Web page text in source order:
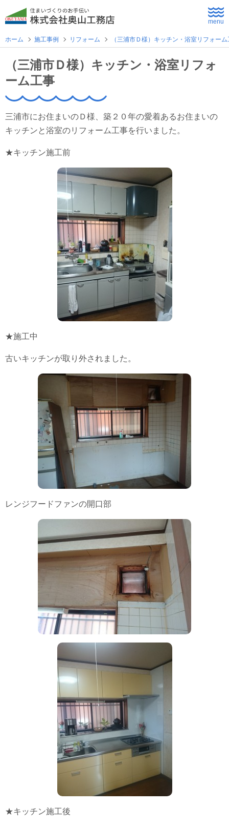
menu
ホーム
よくあるご質問
公共・商業
0120-046-898
携帯電話 ・PHS・一部のIP電話からは：
受付時間：月曜日から金曜日(祝祭日を除く) 10時～12時/13時～17時
お問い合わせ
資料請求
ホーム 施工事例 リフォーム （三浦市Ｄ様）キッチン・浴室リフォー
（三浦市Ｄ様）キッチン・浴室リフォ
ーム工事
三浦市にお住まいのＤ様、築２０年の愛着あるお住まいの
キッチンと浴室のリフォーム工事を行いました。
★キッチン施工前
★施工中
古いキッチンが取り外されました。
レンジフードファンの開口部
★キッチン施工後